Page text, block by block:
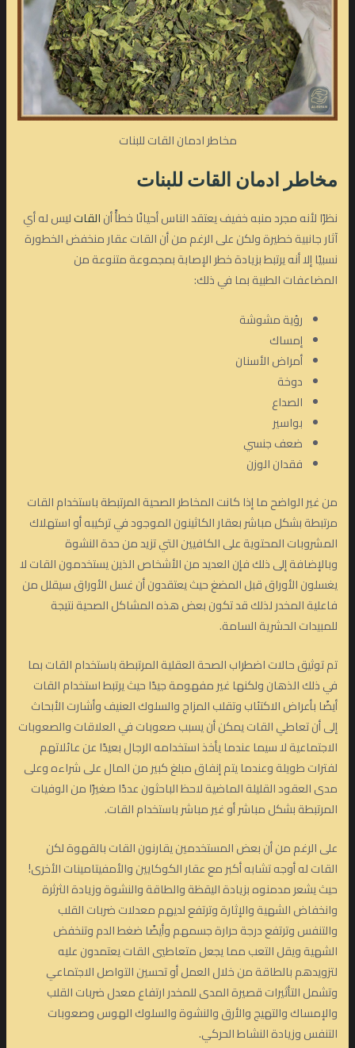
مخاطر ادمان القات للبنات
مخاطر ادمان القات للبنات
نظرًا لأنه مجرد منبه خفيف يعتقد الناس أحيانًا خطأً أنالقاتليس له أي
آثار جانبية خطيرة ولكن على الرغم من أن القات عقار منخفض الخطورة
نسبيًا إلا أنه يرتبط بزيادة خطر الإصابة بمجموعة متنوعة من
المضاعفات الطبية بما في ذلك:
رؤية مشوشة
إمساك
أمراض الأسنان
دوخة
الصداع
بواسير
ضعف جنسي
فقدان الوزن
من غير الواضح ما إذا كانت المخاطر الصحية المرتبطة باستخدام القات
مرتبطة بشكل مباشر بعقار الكاثينون الموجود في تركيبه أو استهلاك
المشروبات المحتوية على الكافيين التي تزيد من حدة النشوة
وبالإضافة إلى ذلك فإن العديد من الأشخاص الذين يستخدمون القات لا
يغسلون الأوراق قبل المضغ حيث يعتقدون أن غسل الأوراق سيقلل من
فاعلية المخدر لذلك قد تكون بعض هذه المشاكل الصحية نتيجة
للمبيدات الحشرية السامة.
تم توثيق حالات اضطراب الصحة العقلية المرتبطة باستخدام القات بما
في ذلك الذهان ولكنها غير مفهومة جيدًا حيث يرتبط استخدام القات
أيضًا بأعراض الاكتئاب وتقلب المزاج والسلوك العنيف وأشارت الأبحاث
إلى أن تعاطي القات يمكن أن يسبب صعوبات في العلاقات والصعوبات
الاجتماعية لا سيما عندما يأخذ استخدامه الرجال بعيدًا عن عائلاتهم
لفترات طويلة وعندما يتم إنفاق مبلغ كبير من المال على شراءه وعلى
مدى العقود القليلة الماضية لاحظ الباحثون عددًا صغيرًا من الوفيات
المرتبطة بشكل مباشر أو غير مباشر باستخدام القات.
على الرغم من أن بعض المستخدمين يقارنون القات بالقهوة لكن
القات له أوجه تشابه أكبر مع عقار الكوكايين والأمفيتامينات الأخرى!
حيث يشعر مدمنوه بزيادة اليقظة والطاقة والنشوة وزيادة الثرثرة
وانخفاض الشهية والإثارة وترتفع لديهم معدلات ضربات القلب
والتنفس وترتفع درجة حرارة جسمهم وأيضًا ضغط الدم وتنخفض
الشهية ويقل التعب مما يجعل متعاطيي القات يعتمدون عليه
لتزويدهم بالطاقة من خلال العمل أو تحسين التواصل الاجتماعي
وتشمل التأثيرات قصيرة المدى للمخدر ارتفاع معدل ضربات القلب
والإمساك والتهيج والأرق والنشوة والسلوك الهوس وصعوبات
التنفس وزيادة النشاط الحركي.